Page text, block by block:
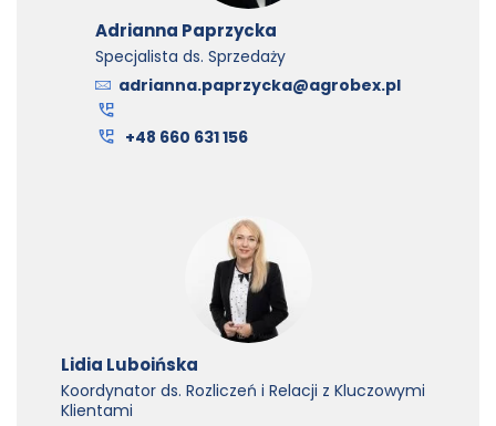
Adrianna Paprzycka
Specjalista ds. Sprzedaży
adrianna.paprzycka@agrobex.pl
+48 660 631 156
Lidia Luboińska
Koordynator ds. Rozliczeń i Relacji z Kluczowymi
Klientami